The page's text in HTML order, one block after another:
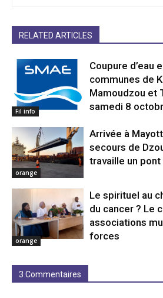
RELATED ARTICLES
Fil info
Coupure d’eau
communes de
Mamoudzou et
samedi 8
orange
Arrivée à
secours de
travaille un pont
orange
Le spirituel au
du cancer ? Le
associations
forces
3 Commentaires